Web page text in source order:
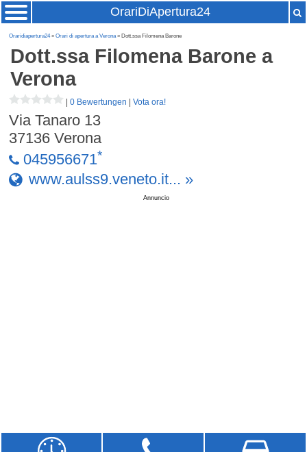
OrariDiApertura24
Oraridiapertura24»Orari di apertura a Verona» Dott.ssa Filomena Barone
Dott.ssa Filomena Barone a
Verona
|0 Bewertungen |Vota ora!
Via Tanaro 13
37136 Verona
045956671*
www.aulss9.veneto.it... »
Annuncio